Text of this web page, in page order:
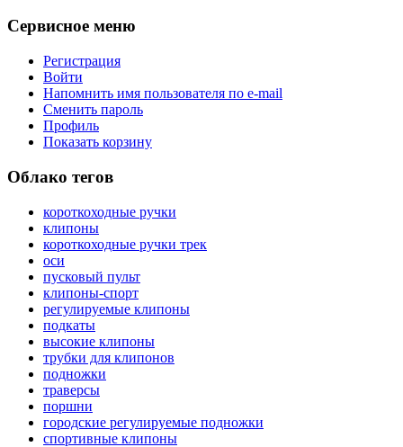
Сервисное меню
Регистрация
Войти
Напомнить имя пользователя по e-mail
Сменить пароль
Профиль
Показать корзину
Облако тегов
короткоходные ручки
клипоны
короткоходные ручки трек
оси
пусковый пульт
клипоны-спорт
регулируемые клипоны
подкаты
высокие клипоны
трубки для клипонов
подножки
траверсы
поршни
городские регулируемые подножки
спортивные клипоны